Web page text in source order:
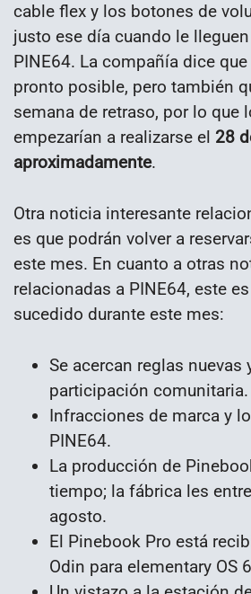
cable flex y los botones de
justo ese día cuando le
PINE64. La compañía dice
pronto posible, pero también
semana de retraso, por lo que
empezarían a realizarse el 28
aproximadamente.
Otra noticia interesante
es que podrán volver a
este mes. En cuanto a otras
relacionadas a PINE64, este
sucedido durante este mes:
Se acercan reglas nuevas
participación comunitaria.
Infracciones de marca y
PINE64.
La producción de
tiempo; la fábrica les
agosto.
El Pinebook Pro está
Odin para elementary OS